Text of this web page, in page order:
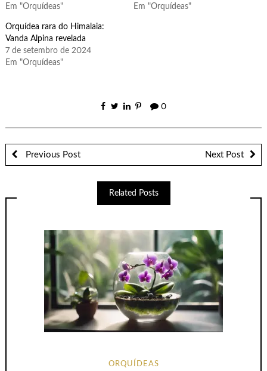
Em "Orquídeas"
Em "Orquídeas"
Orquídea rara do Himalaia:
Vanda Alpina revelada
7 de setembro de 2024
Em "Orquídeas"
0
Previous Post Next Post
Related Posts
ORQUÍDEAS